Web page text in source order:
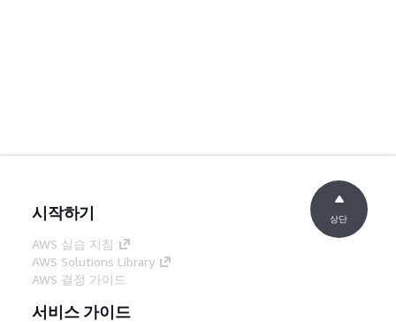
시작하기
AWS 실습 지침
AWS Solutions Library
AWS 결정 가이드
서비스 가이드
상단